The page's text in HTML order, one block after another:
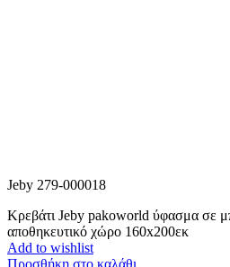
Jeby 279-000018
Κρεβάτι Jeby pakoworld ύφασμα σε
αποθηκευτικό χώρο 160x200εκ
Add to wishlist
Προσθήκη στο καλάθι